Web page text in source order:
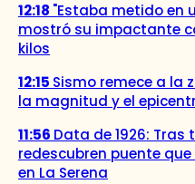
12:18 "Estaba metido en
mostró su impactante
kilos
12:15 Sismo remece a la
la magnitud y el
11:56 Data de 1926:
redescubren puente
en La Serena